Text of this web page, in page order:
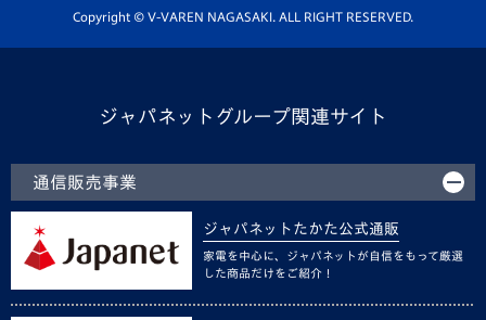
ホームタウン活動
Copyright © V-VAREN NAGASAKI. ALL RIGHT RESERVED.
ジャパネットグループ関連サイト
通信販売事業
ジャパネットたかた公式通販
家電を中心に、ジャパネットが自信をもって厳選
した商品だけをご紹介！